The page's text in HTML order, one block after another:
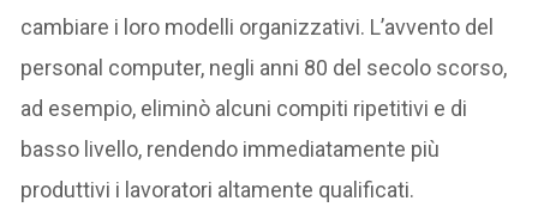
cambiare i loro modelli organizzativi. L’avvento del
personal computer, negli anni 80 del secolo scorso,
ad esempio, eliminò alcuni compiti ripetitivi e di
basso livello, rendendo immediatamente più
produttivi i lavoratori altamente qualificati.